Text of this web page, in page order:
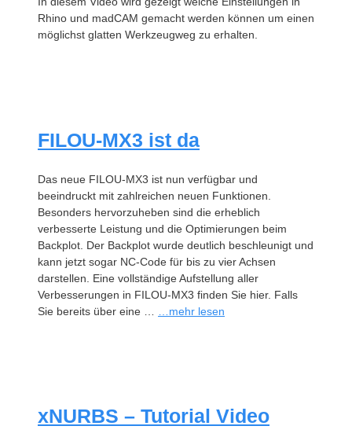
Rhino und madCAM gemacht werden können um einen
möglichst glatten Werkzeugweg zu erhalten.
FILOU-MX3 ist da
Das neue FILOU-MX3 ist nun verfügbar und
beeindruckt mit zahlreichen neuen Funktionen.
Besonders hervorzuheben sind die erheblich
verbesserte Leistung und die Optimierungen beim
Backplot. Der Backplot wurde deutlich beschleunigt und
kann jetzt sogar NC-Code für bis zu vier Achsen
darstellen. Eine vollständige Aufstellung aller
Verbesserungen in FILOU-MX3 finden Sie hier. Falls
Sie bereits über eine …
…mehr lesen
xNURBS – Tutorial Video